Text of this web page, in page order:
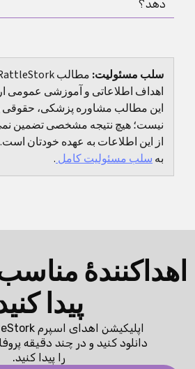
کردن هم کاملاً طبیعی است.
هورمون‌ها تغییر می‌کنند. اگر بوی بد
دهد؟
دهد. اگر رابطهٔ بدون محافظت رخ
دارد، بهتر است دربارهٔ پیشگیری،
اطلاعات بگیرید.
سلب مسئولیت:
اهداف اطلاعاتی و آموزشی عمومی
این مطالب مشاوره پزشکی، حقوقی
نیست؛ هیچ نتیجه مشخصی تضمین
از این اطلاعات به عهده خودتان
بهسلب مسئولیت کامل.
اهداکنندهٔ
پیدا
دانلود کنید و در چند دقیقه
را پیدا کنید.